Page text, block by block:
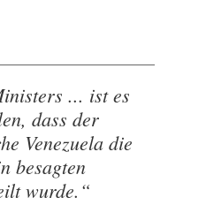
... ist es
dass der
Venezuela die
besagten
wurde.“